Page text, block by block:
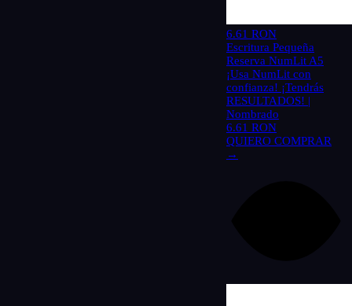
6.61 RON
Escritura Pequeña
Reserva NumLit A5
¡Usa NumLit con
confianza! ¡Tendrás
RESULTADOS! |
Nombrado
6.61 RON
QUIERO COMPRAR
→